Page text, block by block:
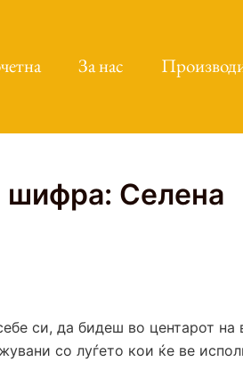
За нас
шифра: Селена
си, да бидеш во центарот на
со луѓето кои ќе ве